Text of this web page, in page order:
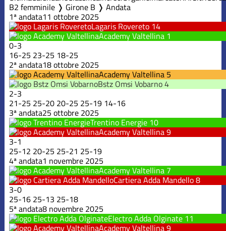
B2 femminile ❭ Girone B ❭ Andata
1ª andata11 ottobre 2025
Lagaris Rovereto 14
Academy Valtellina 1
0-3
16-25 23-25 18-25
2ª andata18 ottobre 2025
Academy Valtellina 5
Bstz Omsi Vobarno4
2-3
21-25 25-20 20-25 25-19 14-16
3ª andata25 ottobre 2025
Trentino Energie 10
Academy Valtellina9
3-1
25-12 20-25 25-21 25-19
4ª andata1 novembre 2025
Academy Valtellina 7
Cartiera Adda Mandello8
3-0
25-16 25-13 25-18
5ª andata8 novembre 2025
Electro Adda Olginate 11
Academy Valtellina9